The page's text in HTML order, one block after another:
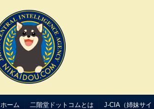
ホーム 二階堂ドットコムとは J-CIA（姉妹サイ